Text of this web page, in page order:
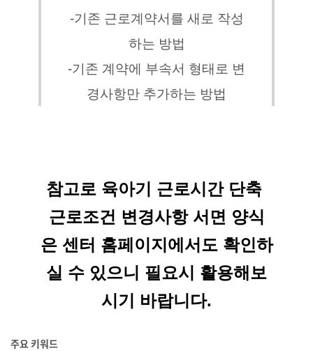
-기존 근로계약서를 새로 작성
하는 방법
-기존 계약에 부속서 형태로 변
경사항만 추가하는 방법
참고로 육아기 근로시간 단축
근로조건 변경사항 서면 양식
은 센터 홈페이지에서도 확인하
실 수 있으니 필요시 활용해보
시기 바랍니다.
주요 키워드